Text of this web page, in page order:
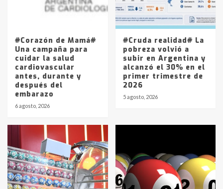
Los precios de los combustibles en
La Pampa, desde YPF hasta Axion
entre 857 a 1338 pesos
#Corazón de Mamá#
Una campaña para
cuidar la salud
cardiovascular
antes, durante y
después del
embarazo
6 agosto, 2026
#Cruda realidad# La
pobreza volvió a
subir en Argentina y
alcanzó el 30% en el
primer trimestre de
2026
5 agosto, 2026